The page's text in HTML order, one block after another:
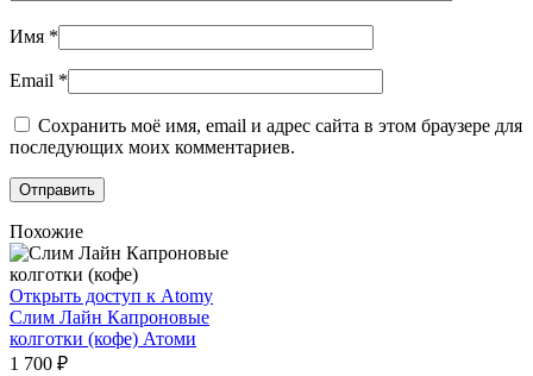
Имя *
Email *
Сохранить моё имя, email и адрес сайта в этом браузере для
последующих моих комментариев.
Похожие
Открыть доступ к Atomy
Слим Лайн Капроновые
колготки (кофе) Атоми
1 700 ₽